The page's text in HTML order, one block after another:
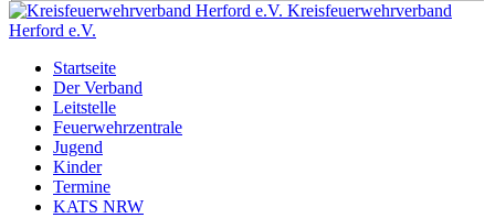
Kreisfeuerwehrverband
Herford e.V.
Startseite
Der Verband
Leitstelle
Feuerwehrzentrale
Jugend
Kinder
Termine
KATS NRW